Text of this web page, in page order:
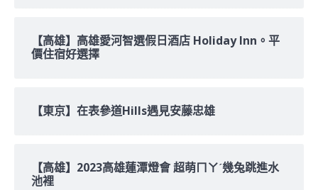
【高雄】高雄愛河智選假日酒店 Holiday Inn。平
價住宿好選擇
【東京】在表參道Hills遇見安藤忠雄
【高雄】2023高雄蓮潭燈會 超萌ㄇㄚˊ幾兔跳進水
池裡